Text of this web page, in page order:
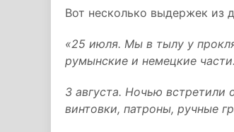
Вот несколько выдержек из
«25 июля. Мы в тылу у
румынские и немецкие
3 августа. Ночью
винтовки, патроны, ручные